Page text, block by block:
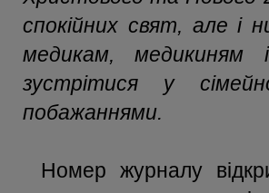
спокійних свят, але і
медикам,
зустрітися у
побажаннями.
Номер журналу